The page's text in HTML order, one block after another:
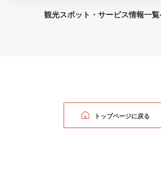
観光スポット・サービス情報一覧
トップページに戻る